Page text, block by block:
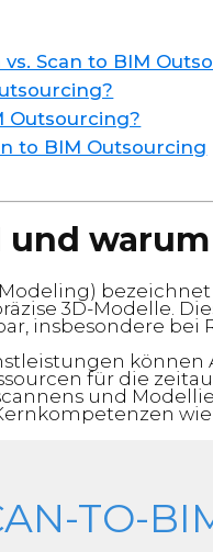
Scan to BIM
Outsourcing?
to BIM Outsourcing
und
3D-Modelle.
insbesondere bei
für die
und
TO-